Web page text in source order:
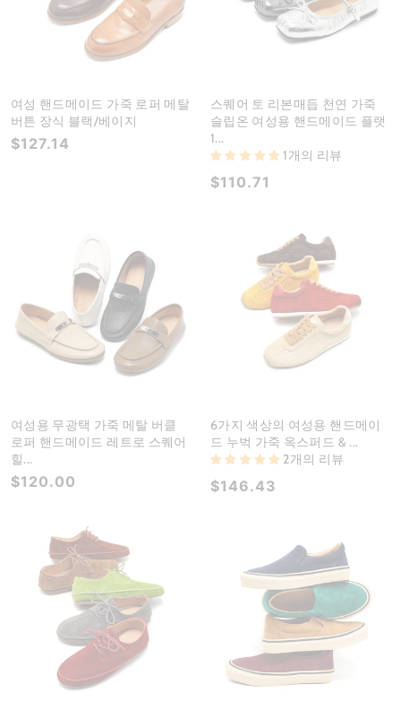
여성 핸드메이드 가죽 로퍼 메탈
버튼 장식 블랙/베이지
$127.14
스퀘어 토 리본매듭 천연 가죽
슬립온 여성용 핸드메이드 플랫
1...
1개의 리뷰
$110.71
여성용 무광택 가죽 메탈 버클
로퍼 핸드메이드 레트로 스퀘어
힐...
$120.00
6가지 색상의 여성용 핸드메이
드 누벅 가죽 옥스퍼드 & ...
2개의 리뷰
$146.43